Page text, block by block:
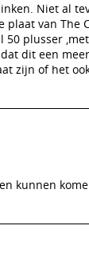
Niet al
van The
plusser
dit een
zijn of het
kunnen